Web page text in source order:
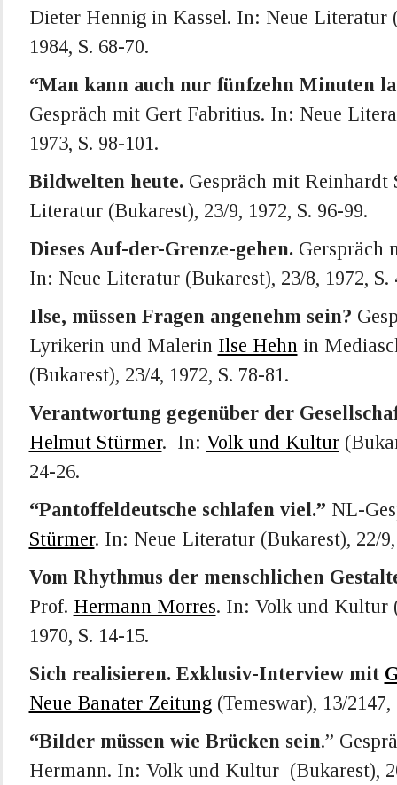
Dieter Hennig in Kassel. In: Neue Literatur
1984, S. 68-70.
“Man kann auch nur fünfzehn Minuten
Gespräch mit Gert Fabritius. In: Neue
1973, S. 98-101.
Bildwelten heute. Gespräch mit Reinhardt
Literatur (Bukarest), 23/9, 1972, S. 96-99.
Dieses Auf-der-Grenze-gehen. Gerspräch
In: Neue Literatur (Bukarest), 23/8, 1972, S.
Ilse, müssen Fragen angenehm sein?
Lyrikerin und Malerin Ilse Hehnin
(Bukarest), 23/4, 1972, S. 78-81.
Verantwortung gegenüber der
Helmut Stürmer. In: Volk und Kultur
24-26.
“Pantoffeldeutsche schlafen viel.” NL-
Stürmer. In: Neue Literatur (Bukarest), 22/9,
Vom Rhythmus der menschlichen
Prof. Hermann Morres. In: Volk und Kultur
1970, S. 14-15.
Sich realisieren. Exklusiv-Interview mit
Neue Banater Zeitung(Temeswar), 13/2147,
“Bilder müssen wie Brücken sein.”
Hermann. In: Volk und Kultur (Bukarest),